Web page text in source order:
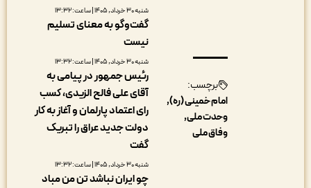
برچسب:
امام خمینی (ره)
وحدت ملی
وفاق ملی
گفت‌وگو به معنای تسلیم
رئیس جمهور در پیامی به
آقای علی فالح الزیدی، کسب
رای اعتماد پارلمان و آغاز به کار
دولت جدید عراق را تبریک
چو ایران نباشد تن من مباد